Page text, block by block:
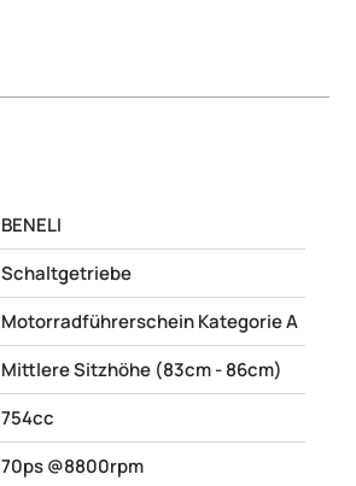
BENELI
Schaltgetriebe
Motorradführerschein Kategorie A
Mittlere Sitzhöhe (83cm - 86cm)
754cc
70ps @8800rpm